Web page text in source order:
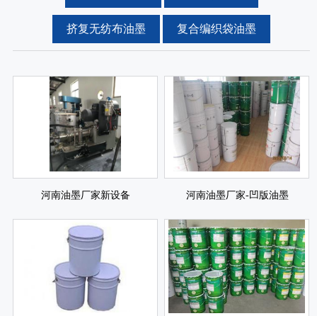
挤复无纺布油墨 复合编织袋油墨
河南油墨厂家新设备 河南油墨厂家-凹版油墨